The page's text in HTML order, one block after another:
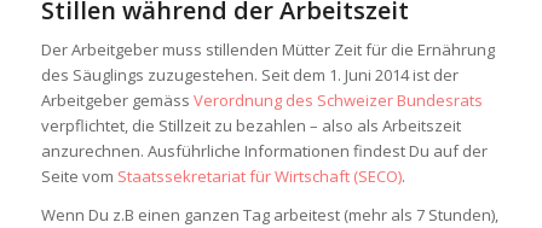
Stillen während der Arbeitszeit
Der Arbeitgeber muss stillenden Mütter Zeit für die Ernährung
des Säuglings zuzugestehen. Seit dem 1. Juni 2014 ist der
Arbeitgeber gemäss Verordnung des Schweizer Bundesrats
verpflichtet, die Stillzeit zu bezahlen – also als Arbeitszeit
anzurechnen. Ausführliche Informationen findest Du auf der
Seite vom Staatssekretariat für Wirtschaft (SECO).
Wenn Du z.B einen ganzen Tag arbeitest (mehr als 7 Stunden),